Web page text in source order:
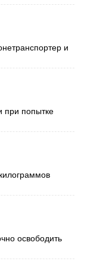
и
при попытке
освободить